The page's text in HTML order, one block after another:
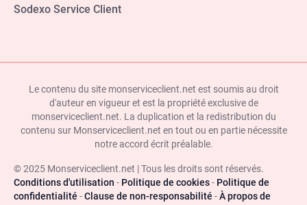
Sodexo Service Client
Le contenu du site monserviceclient.net est soumis au droit
d'auteur en vigueur et est la propriété exclusive de
monserviceclient.net. La duplication et la redistribution du
contenu sur Monserviceclient.net en tout ou en partie nécessite
notre accord écrit préalable.
© 2025 Monserviceclient.net | Tous les droits sont réservés.
Conditions d'utilisation - Politique de cookies- Politique de
confidentialité -Clause de non-responsabilité -À propos de